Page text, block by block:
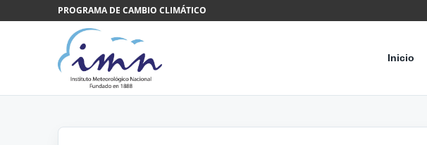
Saltar al contenidoPROGRAMA DE CAMBIO CLIMÁTICO
Inicio